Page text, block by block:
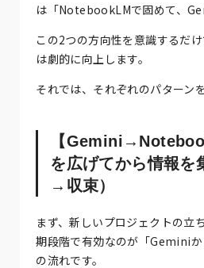
は「NotebookLMで固めて、
この2つの方向性を意識するだ
は劇的に向上します。
それでは、それぞれのパターン
【
を広げてから情報を
→収束）
まず、新しいプロジェクトの立
期段階で有効なのが「Gemini
の流れです。